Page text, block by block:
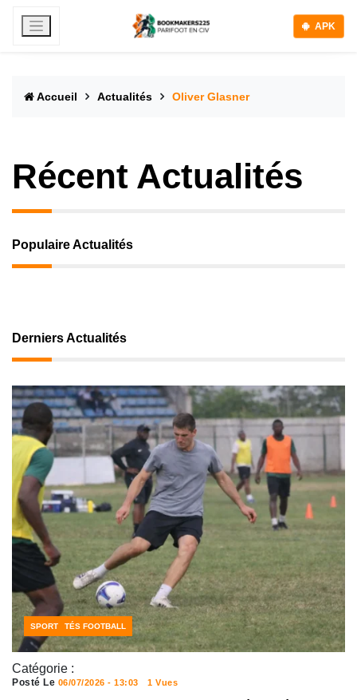
APK
Accueil Actualités Oliver Glasner
Récent Actualités
Populaire Actualités
Derniers Actualités
Catégorie :
ACTUALITÉS FOOTBALL
SPORT
Posté Le 06/07/2026 - 13:03 1 Vues